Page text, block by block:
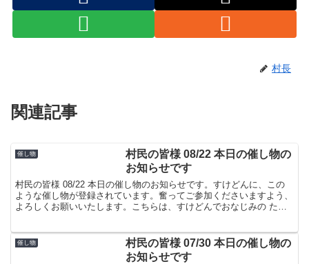
村長
関連記事
催し物
村民の皆様 08/22 本日の催し物の
お知らせです
村民の皆様 08/22 本日の催し物のお知らせです。すけどんに、この
ような催し物が登録されています。奮ってご参加くださいますよう、
よろしくお願いいたします。こちらは、すけどんでおなじみの たま
催し物
村民の皆様 07/30 本日の催し物の
お知らせです